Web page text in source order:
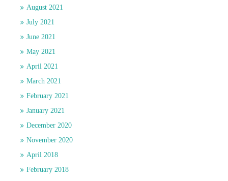
August 2021
July 2021
June 2021
May 2021
April 2021
March 2021
February 2021
January 2021
December 2020
November 2020
April 2018
February 2018